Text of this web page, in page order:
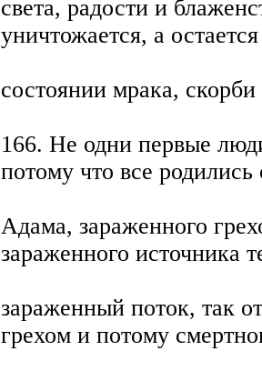
света, радости и
уничтожается, а
состоянии мрака,
166. Не одни первые
потому что все родились
Адама, зараженного
зараженного источника
зараженный поток, так
грехом и потому